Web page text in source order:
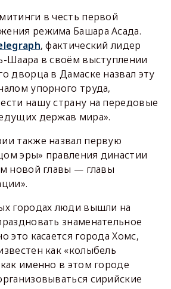
в честь первой
режима Башара Асада.
, фактический лидер
Шаара в своём выступлении
дворца в Дамаске назвал эту
упорного труда,
нашу страну на передовые
держав мира».
также назвал первую
эры» правления династии
новой главы — главы
городах люди вышли на
знаменательное
это касается города Хомс,
как «колыбель
именно в этом городе
сирийские